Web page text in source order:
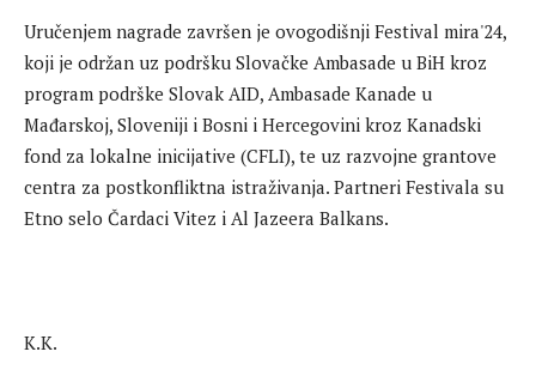
Uručenjem nagrade završen je ovogodišnji Festival mira'24,
koji je održan uz podršku Slovačke Ambasade u BiH kroz
program podrške Slovak AID, Ambasade Kanade u
Mađarskoj, Sloveniji i Bosni i Hercegovini kroz Kanadski
fond za lokalne inicijative (CFLI), te uz razvojne grantove
centra za postkonfliktna istraživanja. Partneri Festivala su
Etno selo Čardaci Vitez i Al Jazeera Balkans.
K.K.